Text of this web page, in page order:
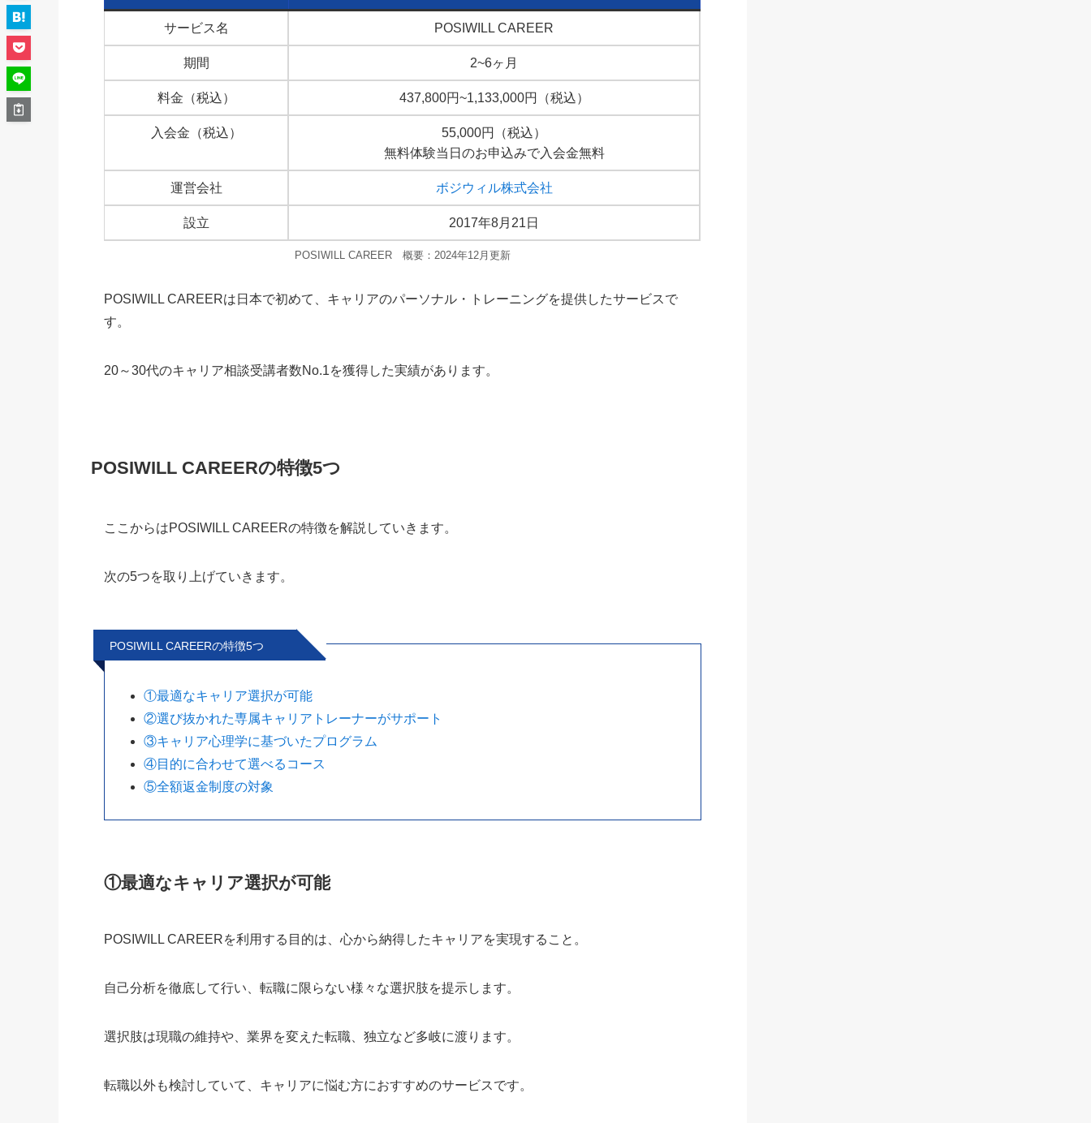
サービス名 POSIWILL CAREER
期間 2~6ヶ月
料金（税込） 437,800円~1,133,000円（税込）
入会金（税込）
55,000円（税込）
無料体験当日のお申込みで入会金無料
運営会社 ボジウィル株式会社
設立 2017年8月21日
POSIWILL CAREER 概要：2024年12月更新
POSIWILL CAREERは 日本で初めて、キャリアのパーソナル・トレーニングを提供したサービスで
す。
20～30代のキャリア相談受講者数No.1を獲得した実績があります。
POSIWILL CAREERの特徴5つ
ここからはPOSIWILL CAREERの特徴を解説していきます。
次の5つを取り上げていきます。
POSIWILL CAREERの特徴5つ
①最適なキャリア選択が可能
②選び抜かれた専属キャリアトレーナーがサポート
③キャリア心理学に基づいたプログラム
④目的に合わせて選べるコース
⑤全額返金制度の対象
①最適なキャリア選択が可能
POSIWILL CAREERを利用する目的は、心から納得したキャリアを実現すること。
自己分析を徹底して行い、転職に限らない様々な選択肢を提示します。
選択肢は現職の維持や、業界を変えた転職、独立など多岐に渡ります。
転職以外も検討していて、キャリアに悩む方におすすめのサービスです。